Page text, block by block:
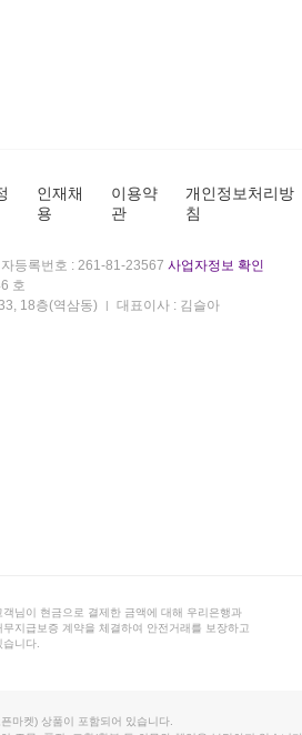
인재채
용
이용약
관
개인정보처리방
침
등록번호 : 261-81-23567 사업자정보 확인
호
18층(역삼동)
대표이사 : 김슬아
객님이 현금으로 결제한 금액에 대해 우리은행과
무지급보증 계약을 체결하여 안전거래를 보장하고
습니다.
마켓) 상품이 포함되어 있습니다.